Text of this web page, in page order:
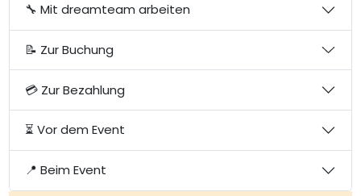
🔧 Mit dreamteam arbeiten
📝 Zur Buchung
💳 Zur Bezahlung
⏳ Vor dem Event
📍 Beim Event